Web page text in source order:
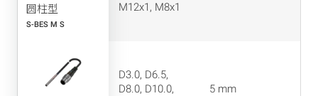
圆柱型
S-BES M S
M12x1, M8x1
D3.0, D6.5,
D8.0, D10.0,
5 mm